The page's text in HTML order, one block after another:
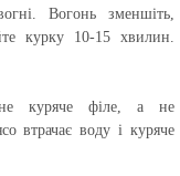
Вогонь зменшіть,
курку 10-15 хвилин.
куряче філе, а не
втрачає воду і куряче